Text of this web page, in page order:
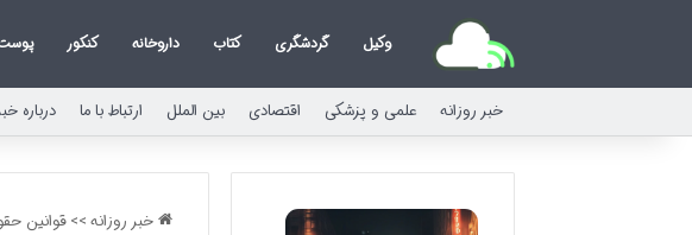
وکیل گردشگری کتاب داروخانه کنکور
خبر روزانه علمی و پزشکی اقتصادی بین الملل ارتباط با ما درباره
خبر روزانه>> قوانین